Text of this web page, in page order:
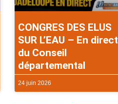
CONGRES DES ELUS
SUR L’EAU – En direct
du Conseil
départemental
24 juin 2026